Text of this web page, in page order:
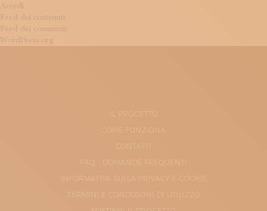
Accedi
Feed dei contenuti
Feed dei commenti
WordPress.org